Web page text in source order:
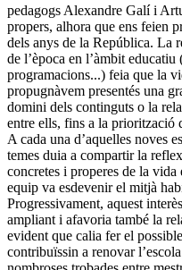
pedagogs Alexandre Galí i
propers, alhora que ens feien
dels anys de la República. La
de l’època en l’àmbit
programacions...) feia que la
propugnàvem presentés una
domini dels continguts o la
entre ells, fins a la priorització
A cada una d’aquelles noves
temes duia a compartir la
concretes i properes de la vida
equip va esdevenir el mitjà
Progressivament, aquest
ampliant i afavoria també la
evident que calia fer el
contribuïssin a renovar